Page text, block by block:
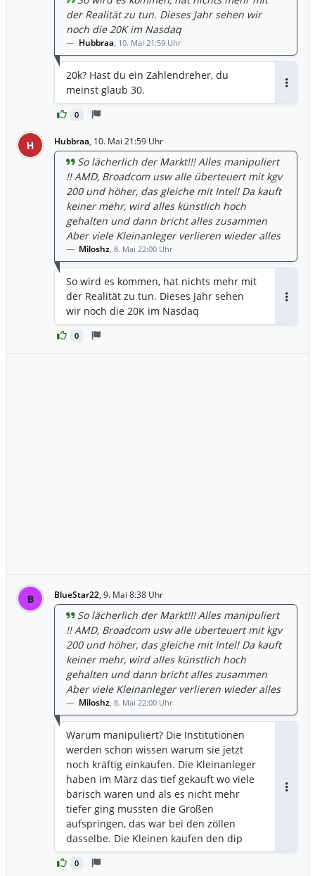
0
der Realität zu tun. Dieses Jahr sehen wir
noch die 20K im Nasdaq
Hubbraa, 10. Mai 21:59 Uhr
20k? Hast du ein Zahlendreher, du
meinst glaub 30.
H Hubbraa, 10. Mai 21:59 Uhr
0
So lächerlich der Markt!!! Alles manipuliert
!! AMD, Broadcom usw alle überteuert mit kgv
200 und höher, das gleiche mit Intel! Da kauft
keiner mehr, wird alles künstlich hoch
gehalten und dann bricht alles zusammen
Aber viele Kleinanleger verlieren wieder alles
Miloshz, 8. Mai 22:00 Uhr
So wird es kommen, hat nichts mehr mit
der Realität zu tun. Dieses Jahr sehen
wir noch die 20K im Nasdaq
B BlueStar22, 9. Mai 8:38 Uhr
0
So lächerlich der Markt!!! Alles manipuliert
!! AMD, Broadcom usw alle überteuert mit kgv
200 und höher, das gleiche mit Intel! Da kauft
keiner mehr, wird alles künstlich hoch
gehalten und dann bricht alles zusammen
Aber viele Kleinanleger verlieren wieder alles
Miloshz, 8. Mai 22:00 Uhr
Warum manipuliert? Die Institutionen
werden schon wissen warum sie jetzt
noch kräftig einkaufen. Die Kleinanleger
haben im März das tief gekauft wo viele
bärisch waren und als es nicht mehr
tiefer ging mussten die Großen
aufspringen, das war bei den zöllen
dasselbe. Die Kleinen kaufen den dip
und die Programme sind gezwungen zu
kaufen um Performance nicht zu